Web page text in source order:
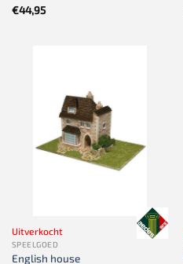
€44,95
Uitverkocht
SPEELGOED
English house